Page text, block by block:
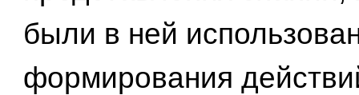
были в ней
формирования